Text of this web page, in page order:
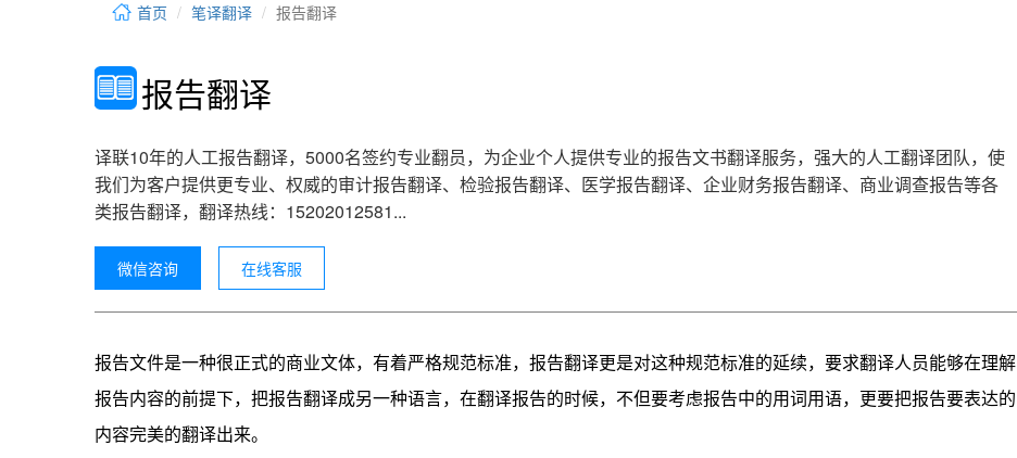
学位证翻译
首页 笔译翻译 报告翻译
报告翻译
译联10年的人工报告翻译，5000名签约专业翻员，为企业个人提供专业的报告文书翻译服务，强大的人工翻译团队，使
我们为客户提供更专业、权威的审计报告翻译、检验报告翻译、医学报告翻译、企业财务报告翻译、商业调查报告等各
类报告翻译，翻译热线：15202012581...
微信咨询 在线客服
报告文件是一种很正式的商业文体，有着严格规范标准，报告翻译更是对这种规范标准的延续，要求翻译人员能够在理解
报告内容的前提下，把报告翻译成另一种语言，在翻译报告的时候，不但要考虑报告中的用词用语，更要把报告要表达的
内容完美的翻译出来。